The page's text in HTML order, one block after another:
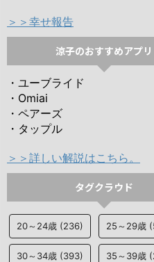
＞＞幸せ報告
涼子のおすすめアプリ
・ユーブライド
・Omiai
・ペアーズ
・タップル
＞＞詳しい解説はこちら。
タグクラウド
20～24歳 (236) 25～29歳
30～34歳 (393) 35～39歳